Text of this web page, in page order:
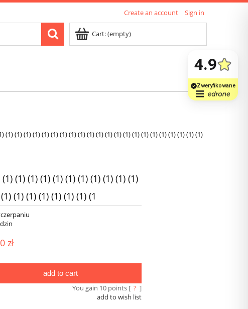
Create an account Sign in
Cart:(empty)
(1) (1) (1) (1) (1) (1) (1) (1) (1) (1) (1) (1) (1) (1) (1) (1) (1) (1) (1) (1) (1)
(1) (1) (1) (1) (1) (1) (1) (1) (1) (1)
(1) (1) (1) (1) (1) (1) (1
zł
add to cart
You gain 10points [ ? ]
add to wish list